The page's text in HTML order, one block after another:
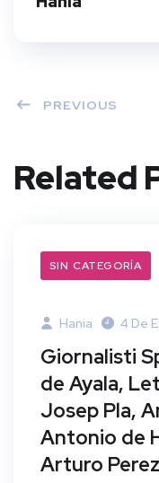
PREVIOUS
Related
SIN CATEGORÍA
Hania 4 De
Giornalisti
de Ayala,
Josep Pla,
Antonio de
Arturo